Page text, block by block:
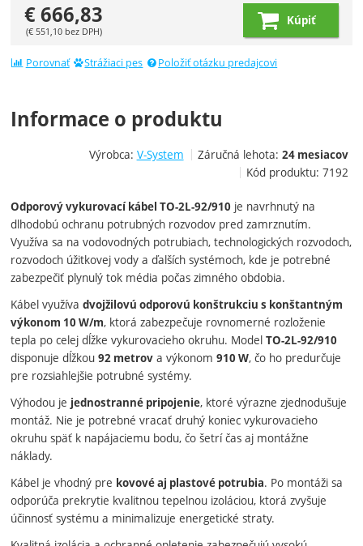
€666,83
(€551,10 bez DPH)
Kúpiť
Porovnať Strážiaci pes Položiť otázku predajcovi
Informace o produktu
Výrobca: V-System Záručná lehota: 24 mesiacov
Kód produktu: 7192
Odporový vykurovací kábel TO-2L-92/910 je navrhnutý na
dlhodobú ochranu potrubných rozvodov pred zamrznutím.
Využíva sa na vodovodných potrubiach, technologických rozvodoch,
rozvodoch úžitkovej vody a ďalších systémoch, kde je potrebné
zabezpečiť plynulý tok média počas zimného obdobia.
Kábel využívadvojžilovú odporovú konštrukciu s konštantným
výkonom 10 W/m, ktorá zabezpečuje rovnomerné rozloženie
tepla po celej dĺžke vykurovacieho okruhu. ModelTO-2L-92/910
disponuje dĺžkou92 metrov a výkonom910 W, čo ho predurčuje
pre rozsiahlejšie potrubné systémy.
Výhodou je jednostranné pripojenie, ktoré výrazne zjednodušuje
montáž. Nie je potrebné vracať druhý koniec vykurovacieho
okruhu späť k napájaciemu bodu, čo šetrí čas aj montážne
náklady.
Kábel je vhodný pre kovové aj plastové potrubia. Po montáži sa
odporúča prekrytie kvalitnou tepelnou izoláciou, ktorá zvyšuje
účinnosť systému a minimalizuje energetické straty.